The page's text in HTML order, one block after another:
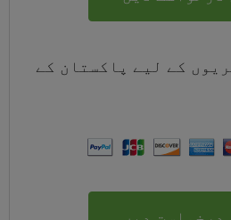
کے لیے پاکستان کے